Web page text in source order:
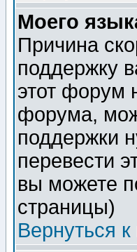
Моего
Причина
поддержку
этот форум
форума,
поддержки
перевести
вы можете
страницы)
Вернуться